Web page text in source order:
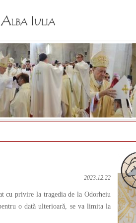
2023.12.22
cu privire la tragedia de la Odorheiu
o dată ulterioară, se va limita la